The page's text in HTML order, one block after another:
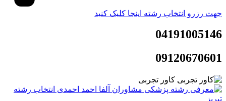
جهت رزرو انتخاب رشته اینجا کلیک کنید
04191005146
09120670601